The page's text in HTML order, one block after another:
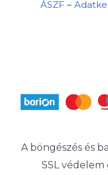
ÁSZF –
A böngészés és
SSL